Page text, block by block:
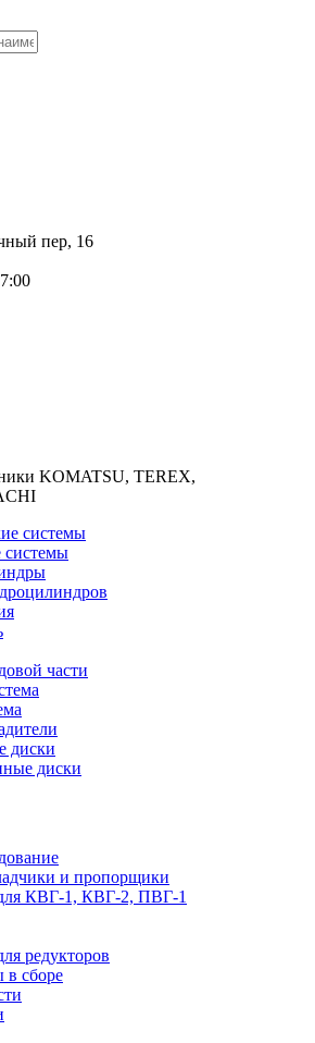
пер, 16
KOMATSU, TEREX,
системы
части
диски
диски
и пропорщики
КВГ-1, КВГ-2, ПВГ-1
редукторов
в сборе